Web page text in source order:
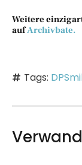
Weitere
aufArchivbate.
Tags: